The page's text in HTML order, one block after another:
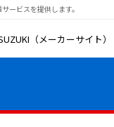
ービスを提供します。
（メーカーサイト）